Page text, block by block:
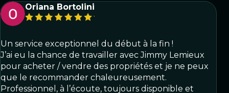
Oriana Bortolini
Un service exceptionnel du début à la fin !
J’ai eu la chance de travailler avec Jimmy Lemieux
pour acheter / vendre des propriétés et je ne peux
que le recommander chaleureusement.
Professionnel, à l’écoute, toujours disponible et